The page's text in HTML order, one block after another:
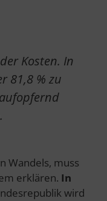
Kosten. In
81,8 % zu
Wandels, muss
erklären. In
wird